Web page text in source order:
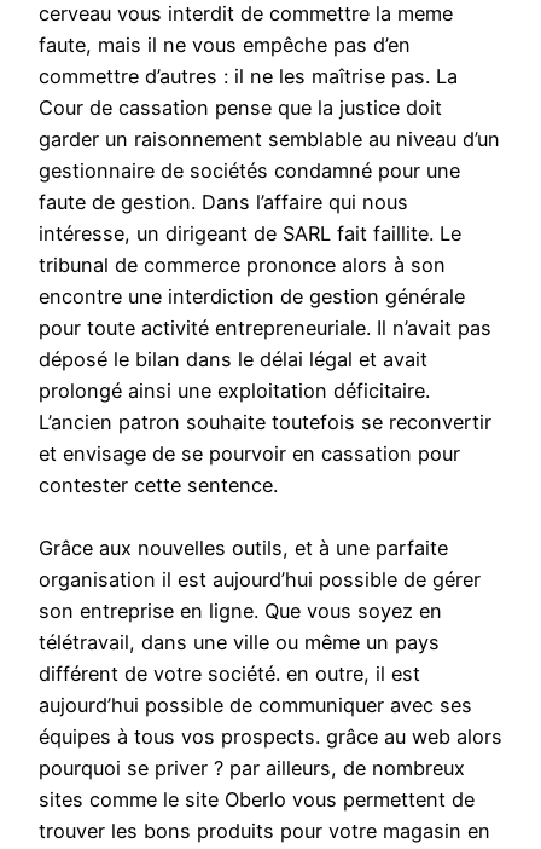
cerveau vous interdit de commettre la meme
faute, mais il ne vous empêche pas d’en
commettre d’autres : il ne les maîtrise pas. La
Cour de cassation pense que la justice doit
garder un raisonnement semblable au niveau d’un
gestionnaire de sociétés condamné pour une
faute de gestion. Dans l’affaire qui nous
intéresse, un dirigeant de SARL fait faillite. Le
tribunal de commerce prononce alors à son
encontre une interdiction de gestion générale
pour toute activité entrepreneuriale. Il n’avait pas
déposé le bilan dans le délai légal et avait
prolongé ainsi une exploitation déficitaire.
L’ancien patron souhaite toutefois se reconvertir
et envisage de se pourvoir en cassation pour
contester cette sentence.
Grâce aux nouvelles outils, et à une parfaite
organisation il est aujourd’hui possible de gérer
son entreprise en ligne. Que vous soyez en
télétravail, dans une ville ou même un pays
différent de votre société. en outre, il est
aujourd’hui possible de communiquer avec ses
équipes à tous vos prospects. grâce au web alors
pourquoi se priver ? par ailleurs, de nombreux
sites comme le site Oberlo vous permettent de
trouver les bons produits pour votre magasin en